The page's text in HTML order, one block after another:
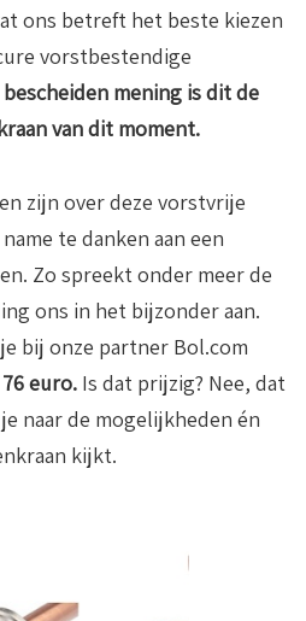
ons betreft het beste kiezen
vorstbestendige
bescheiden mening is dit de
van dit moment.
zijn over deze vorstvrije
te danken aan een
Zo spreekt onder meer de
ons in het bijzonder aan.
bij onze partner Bol.com
euro. Is dat prijzig? Nee, dat
naar de mogelijkheden én
kijkt.